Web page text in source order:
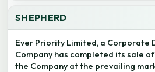
SHEPHERD
Ever Priority Limited, a Corporate
Company has completed its sale
the Company at the prevailing